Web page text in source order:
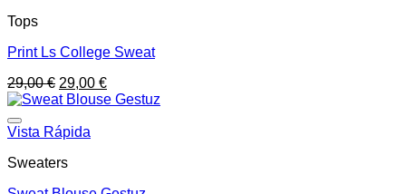
Tops
Print Ls College Sweat
29,00€ El
precio
era:
29,00 €El
precio
Vista Rápida
Sweaters